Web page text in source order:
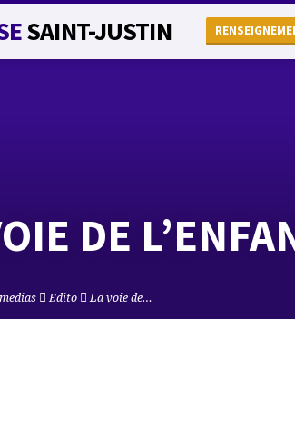
SAINT-JUSTIN
DE
Edito La voie de…